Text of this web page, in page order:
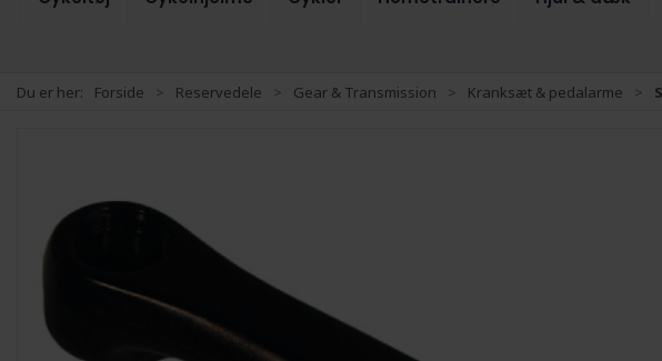
Du er her: Forside Reservedele Gear & Transmission Kranksæt & pedalarme